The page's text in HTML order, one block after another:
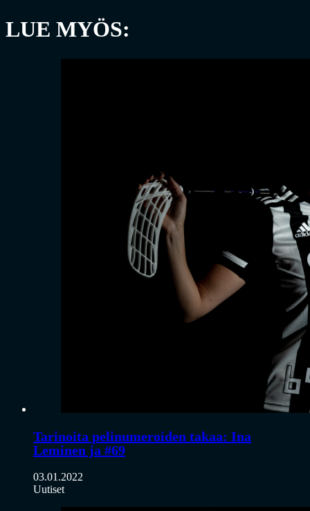
LUE MYÖS:
Tarinoita pelinumeroiden takaa: Ina
Leminen ja #69
03.01.2022
Uutiset